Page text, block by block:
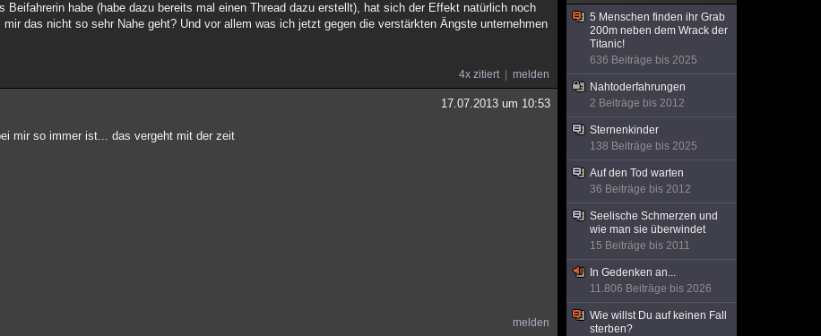
Beifahrerin habe (habe dazu bereits mal einen Thread dazu erstellt), hat sich der Effekt natürlich noch
das nicht so sehr Nahe geht? Und vor allem was ich jetzt gegen die verstärkten Ängste unternehmen
4x zitiert melden
17.07.2013 um 10:53
mir so immer ist... das vergeht mit der zeit
melden
5 Menschen finden ihr Grab
200m neben dem Wrack der
Titanic!
636 Beiträge bis 2025
Nahtoderfahrungen
2 Beiträge bis 2012
Sternenkinder
138 Beiträge bis 2025
Auf den Tod warten
36 Beiträge bis 2012
Seelische Schmerzen und
wie man sie überwindet
15 Beiträge bis 2011
In Gedenken an...
11.806 Beiträge bis 2026
Wie willst Du auf keinen Fall
sterben?